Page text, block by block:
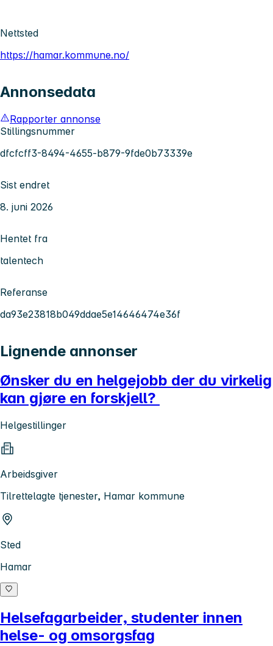
Nettsted
https://hamar.kommune.no/
Annonsedata
Rapporter annonse
Stillingsnummer
dfcfcff3-8494-4655-b879-9fde0b73339e
Sist endret
8. juni 2026
Hentet fra
talentech
Referanse
da93e23818b049ddae5e14646474e36f
Lignende annonser
Ønsker du en helgejobb der du virkelig
kan gjøre en forskjell?
Helgestillinger
Arbeidsgiver
Tilrettelagte tjenester, Hamar kommune
Sted
Hamar
Helsefagarbeider, studenter innen
helse- og omsorgsfag